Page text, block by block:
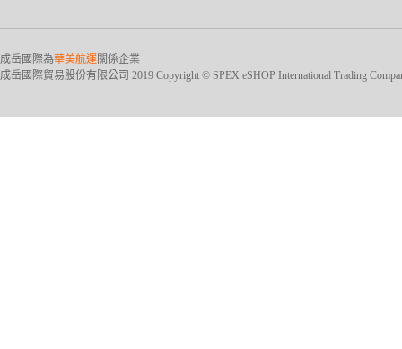
成岳國際為華美航運關係企業
成岳國際貿易股份有限公司 2019 Copyright © SPEX eSHOP International Trading